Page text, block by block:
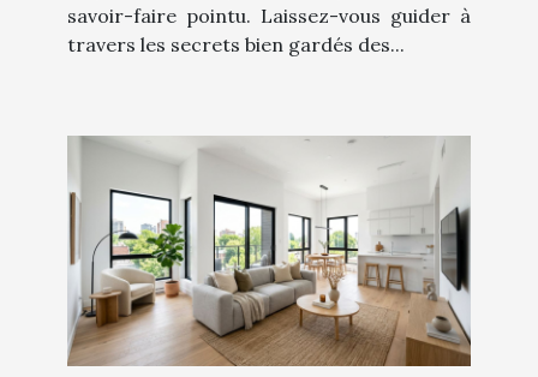
savoir-faire pointu. Laissez-vous guider à
travers les secrets bien gardés des...